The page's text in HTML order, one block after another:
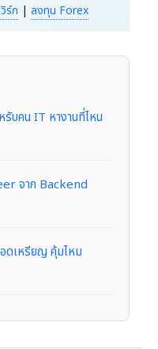
ร์ก | ลงทุน Forex
บคน IT หางานที่ไหน
จาก Backend
ดเหรียญ คุ้มไหม